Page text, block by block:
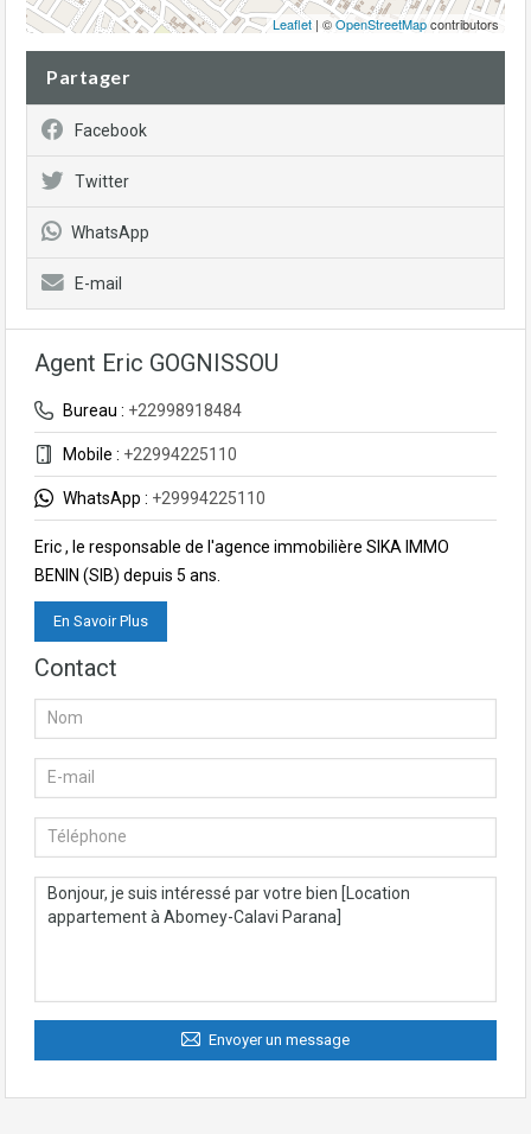
Leaflet | ©OpenStreetMapcontributors
Partager
Facebook
Twitter
WhatsApp
E-mail
Agent Eric GOGNISSOU
Bureau : +22998918484
Mobile : +22994225110
WhatsApp : +29994225110
Eric , le responsable de l'agence immobilière SIKA IMMO
BENIN (SIB) depuis 5 ans.
En Savoir Plus
Contact
Envoyer un message